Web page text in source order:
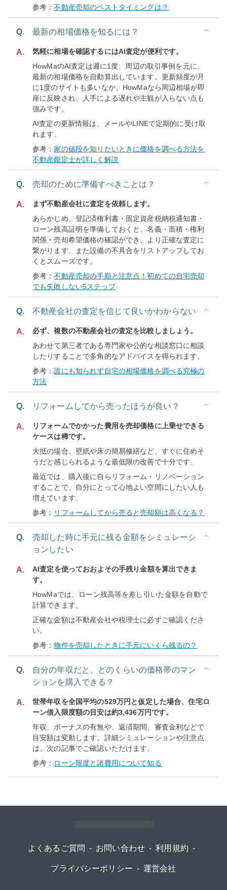
参考：不動産売却のベストタイミングは？
Q. 最新の相場価格を知るには？
A.
気軽に相場を確認するにはAI査定が便利です。
HowMaのAI査定は週に1度、周辺の取引事例を元に、
最新の相場価格を自動算出しています。更新頻度が月
に1度のサイトも多いなか、HowMaなら周辺相場が即
座に反映され、人手による遅れや主観が入らない点も
強みです。
AI査定の更新情報は、メールやLINEで定期的に受け取
れます。
参考：家の値段を知りたいときに価格を調べる方法を
不動産鑑定士が詳しく解説
Q. 売却のために準備すべきことは？
A.
まず不動産会社に査定を依頼します。
あらかじめ、登記済権利書・固定資産税納税通知書・
ローン残高証明を準備しておくと、名義・面積・権利
関係・売却希望価格の確認ができ、より正確な査定に
繋がります。また設備の不具合をリストアップしてお
くとスムーズです。
参考：不動産売却の手順と注意点！初めての自宅売却
でも失敗しない5ステップ
Q. 不動産会社の査定を信じて良いかわからない
A.
必ず、複数の不動産会社の査定を比較しましょう。
あわせて第三者である専門家や公的な相談窓口に相談
したりすることで多角的なアドバイスを得られます。
参考：誰にも知られず自宅の相場価格を調べる究極の
方法
Q. リフォームしてから売ったほうが良い？
A.
リフォームでかかった費用を売却価格に上乗せできる
ケースは稀です。
大抵の場合、壁紙や床の簡易修繕など、すぐに住めそ
うだと感じられるような最低限の改善で十分です。
最近では、購入後に自らリフォーム・リノベーション
することで、自分にとって心地よい空間にしたい人も
増えています。
参考： リフォームしてから売ると売却額は高くなる？
Q.
売却した時に手元に残る金額をシミュレーシ
ョンしたい
A.
AI査定を使っておおよその手残り金額を算出できま
す。
HowMaでは、ローン残高等を差し引いた金額を自動で
計算できます。
正確な金額は不動産会社や税理士に必ずご確認くださ
い。
参考：物件を売却したときに手元にいくら残るの？
Q.
自分の年収だと、どのくらいの価格帯のマン
ションを購入できる？
A.
世帯年収を全国平均の529万円と仮定した場合、住宅ロ
ーン借入限度額の目安は約3,436万円です。
年収、ボーナスの有無や、返済期間、審査金利などで
目安額は変動します。詳細シミュレーションや注意点
は、次の記事でご確認いただけます。
参考： ローン限度と諸費用について知る
よくあるご質問 - お問い合わせ - 利用規約 -
プライバシーポリシー - 運営会社